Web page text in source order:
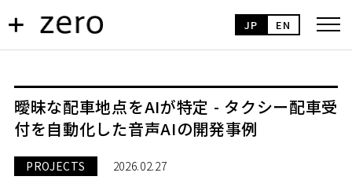
JP EN
曖昧な配車地点をAIが特定 - タクシー配車受
付を自動化した音声AIの開発事例
PROJECTS 2026.02.27